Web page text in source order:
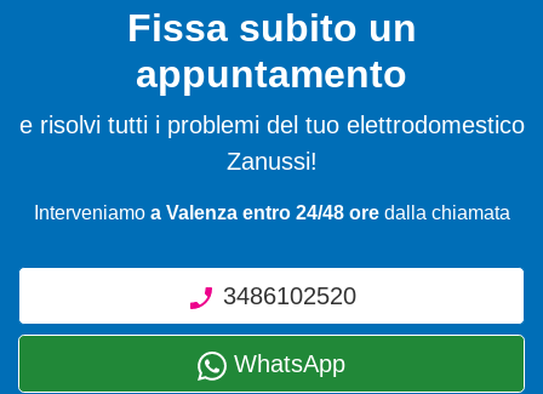
Fissa subito un
appuntamento
e risolvi tutti i problemi del tuo elettrodomestico
Zanussi!
Interveniamo a Valenza entro 24/48 oredalla chiamata
3486102520
WhatsApp